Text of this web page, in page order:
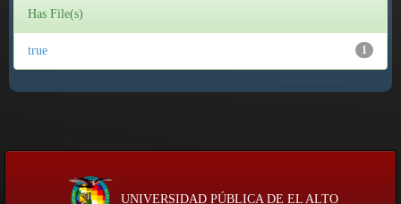
Has File(s)
1
true
UNIVERSIDAD PÚBLICA DE EL ALTO